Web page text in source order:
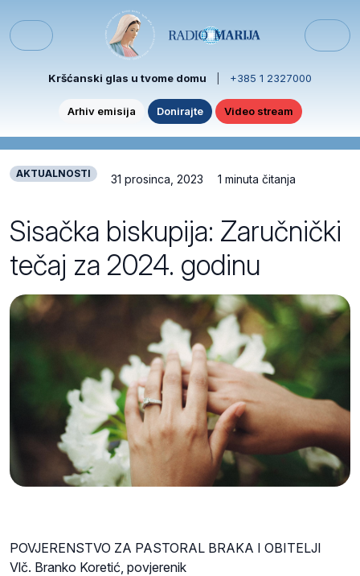
Menu
Kršćanski glas u tvome domu +385 1 2327000
Arhiv emisija Donirajte Video stream
AKTUALNOSTI 31 prosinca, 2023 1 minuta čitanja
Sisačka biskupija: Zaručnički
tečaj za 2024. godinu
POVJERENSTVO ZA PASTORAL BRAKA I OBITELJI
Vlč. Branko Koretić, povjerenik